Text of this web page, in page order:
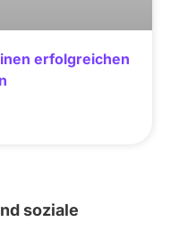
erfolgreichen
soziale